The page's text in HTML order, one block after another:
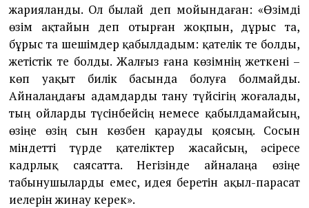
жарияланды. Ол былай деп мойындаған: «Өзімді
өзім ақтайын деп отырған жоқпын, дұрыс та,
бұрыс та шешімдер қабылдадым: қателік те болды,
жетістік те болды. Жалғыз ғана көзімнің жеткені –
көп уақыт билік басында болуға болмайды.
Айналаңдағы адамдарды тану түйсігің жоғалады,
тың ойларды түсінбейсің немесе қабылдамайсың,
өзіңе өзің сын көзбен қарауды қоясың. Сосын
міндетті түрде қателіктер жасайсың, әсіресе
кадрлық саясатта. Негізінде айналаңа өзіңе
табынушыларды емес, идея беретін ақыл-парасат
иелерін жинау керек».